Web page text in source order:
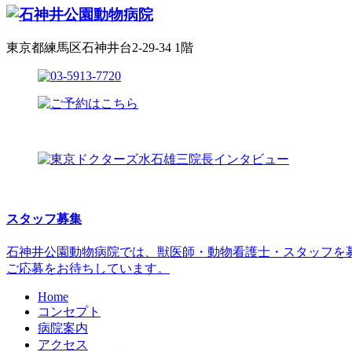
東京都練馬区石神井台2-29-34 1階
スタッフ募集
石神井公園動物病院では、獣医師・動物看護士・スタッフを
ご応募をお待ちしています。
Home
コンセプト
病院案内
アクセス